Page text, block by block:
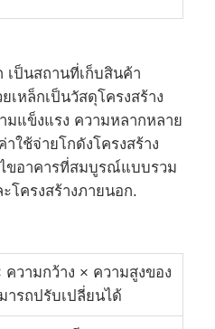
ครงสร้างเหล็ก
เป็นสถานที่เก็บสินค้า
เหล็กเป็นวัสดุโครงสร้าง
แข็งแรง ความหลากหลาย
ใช้จ่ายโกดังโครงสร้าง
ไขอาคารที่สมบูรณ์แบบรวม
โครงสร้างภายนอก.
ความกว้าง × ความสูงของ
ารถปรับเปลี่ยนได้